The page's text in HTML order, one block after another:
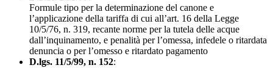
Formule tipo per la determinazione del canone e
l’applicazione della tariffa di cui all’art. 16 della Legge
10/5/76, n. 319, recante norme per la tutela delle acque
dall’inquinamento, e penalità per l’omessa, infedele o ritardata
denuncia o per l’omesso e ritardato pagamento
D.lgs. 11/5/99, n. 152: